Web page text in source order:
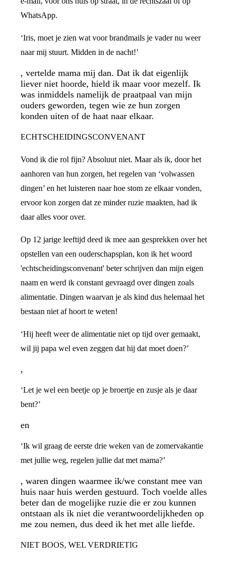
WhatsApp.
‘Iris, moet je zien wat voor brandmails je vader nu weer
naar mij stuurt. Midden in de nacht!’
, vertelde mama mij dan. Dat ik dat eigenlijk
liever niet hoorde, hield ik maar voor mezelf. Ik
was inmiddels namelijk de praatpaal van mijn
ouders geworden, tegen wie ze hun zorgen
konden uiten of de haat naar elkaar.
ECHTSCHEIDINGSCONVENANT
Vond ik die rol fijn? Absoluut niet. Maar als ik, door het
aanhoren van hun zorgen, het regelen van ‘volwassen
dingen’ en het luisteren naar hoe stom ze elkaar vonden,
ervoor kon zorgen dat ze minder ruzie maakten, had ik
daar alles voor over.
Op 12 jarige leeftijd deed ik mee aan gesprekken over het
opstellen van een ouderschapsplan, kon ik het woord
'echtscheidingsconvenant' beter schrijven dan mijn eigen
naam en werd ik constant gevraagd over dingen zoals
alimentatie. Dingen waarvan je als kind dus helemaal het
bestaan niet af hoort te weten!
‘Hij heeft weer de alimentatie niet op tijd over gemaakt,
wil jij papa wel even zeggen dat hij dat moet doen?’
,
‘Let je wel een beetje op je broertje en zusje als je daar
bent?’
en
‘Ik wil graag de eerste drie weken van de zomervakantie
met jullie weg, regelen jullie dat met mama?’
, waren dingen waarmee ik/we constant mee van
huis naar huis werden gestuurd. Toch voelde alles
beter dan de mogelijke ruzie die er zou kunnen
ontstaan als ik niet die verantwoordelijkheden op
me zou nemen, dus deed ik het met alle liefde.
NIET BOOS, WEL VERDRIETIG